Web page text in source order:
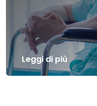
Leggi di più